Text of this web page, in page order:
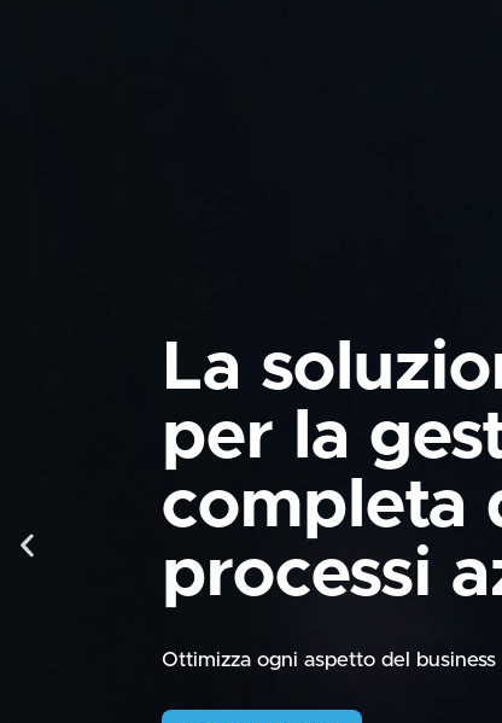
La
per la
completa
processi
Ottimizza ogni aspetto del business